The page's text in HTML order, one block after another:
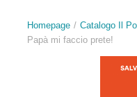
Homepage Catalogo Il
Papà mi faccio prete!